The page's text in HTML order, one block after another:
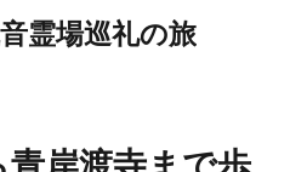
霊場巡礼の旅